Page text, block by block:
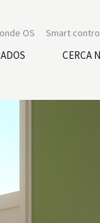
Smart
OS
CERCA